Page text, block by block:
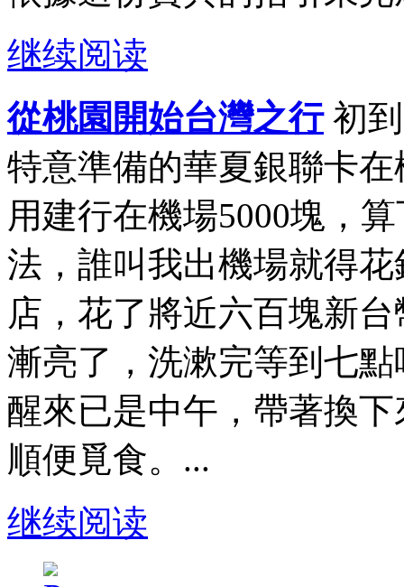
继续阅读
從桃園開始台灣之行初到
特意準備的華夏銀聯卡
用建行在機場5000塊，
法，誰叫我出機場就得
店，花了將近六百塊新
漸亮了，洗漱完等到七
醒來已是中午，帶著換
順便覓食。...
继续阅读